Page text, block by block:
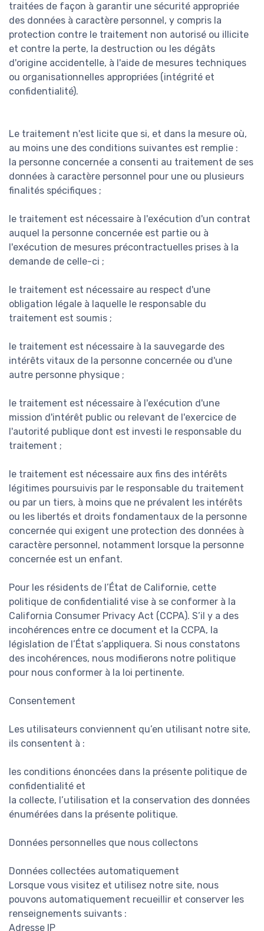
traitées de façon à garantir une sécurité appropriée
des données à caractère personnel, y compris la
protection contre le traitement non autorisé ou illicite
et contre la perte, la destruction ou les dégâts
d'origine accidentelle, à l'aide de mesures techniques
ou organisationnelles appropriées (intégrité et
confidentialité).
Le traitement n'est licite que si, et dans la mesure où,
au moins une des conditions suivantes est remplie :
la personne concernée a consenti au traitement de ses
données à caractère personnel pour une ou plusieurs
finalités spécifiques ;
le traitement est nécessaire à l'exécution d'un contrat
auquel la personne concernée est partie ou à
l'exécution de mesures précontractuelles prises à la
demande de celle-ci ;
le traitement est nécessaire au respect d'une
obligation légale à laquelle le responsable du
traitement est soumis ;
le traitement est nécessaire à la sauvegarde des
intérêts vitaux de la personne concernée ou d'une
autre personne physique ;
le traitement est nécessaire à l'exécution d'une
mission d'intérêt public ou relevant de l'exercice de
l'autorité publique dont est investi le responsable du
traitement ;
le traitement est nécessaire aux fins des intérêts
légitimes poursuivis par le responsable du traitement
ou par un tiers, à moins que ne prévalent les intérêts
ou les libertés et droits fondamentaux de la personne
concernée qui exigent une protection des données à
caractère personnel, notamment lorsque la personne
concernée est un enfant.
Pour les résidents de l’État de Californie, cette
politique de confidentialité vise à se conformer à la
California Consumer Privacy Act (CCPA). S’il y a des
incohérences entre ce document et la CCPA, la
législation de l’État s’appliquera. Si nous constatons
des incohérences, nous modifierons notre politique
pour nous conformer à la loi pertinente.
Consentement
Les utilisateurs conviennent qu’en utilisant notre site,
ils consentent à :
les conditions énoncées dans la présente politique de
confidentialité et
la collecte, l’utilisation et la conservation des données
énumérées dans la présente politique.
Données personnelles que nous collectons
Données collectées automatiquement
Lorsque vous visitez et utilisez notre site, nous
pouvons automatiquement recueillir et conserver les
renseignements suivants :
Adresse IP